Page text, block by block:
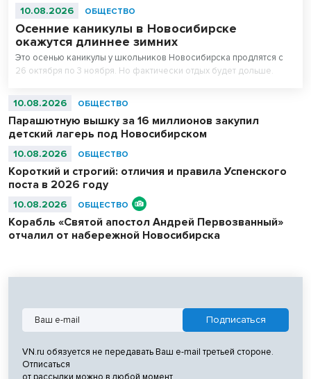
10.08.2026 ОБЩЕСТВО
Осенние каникулы в Новосибирске
окажутся длиннее зимних
Это осенью каникулы у школьников Новосибирска продлятся с
26 октября по 3 ноября. Но фактически отдых будет дольше.
10.08.2026 ОБЩЕСТВО
Парашютную вышку за 16 миллионов закупил
детский лагерь под Новосибирском
10.08.2026 ОБЩЕСТВО
Короткий и строгий: отличия и правила Успенского
поста в 2026 году
10.08.2026 ОБЩЕСТВО
Корабль «Святой апостол Андрей Первозванный»
отчалил от набережной Новосибирска
VN.ru обязуется не передавать Ваш e-mail третьей стороне.
Отписаться